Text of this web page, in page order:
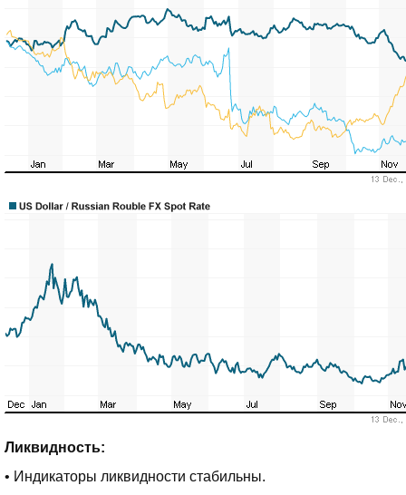
Ликвидность:
• Индикаторы ликвидности стабильны.